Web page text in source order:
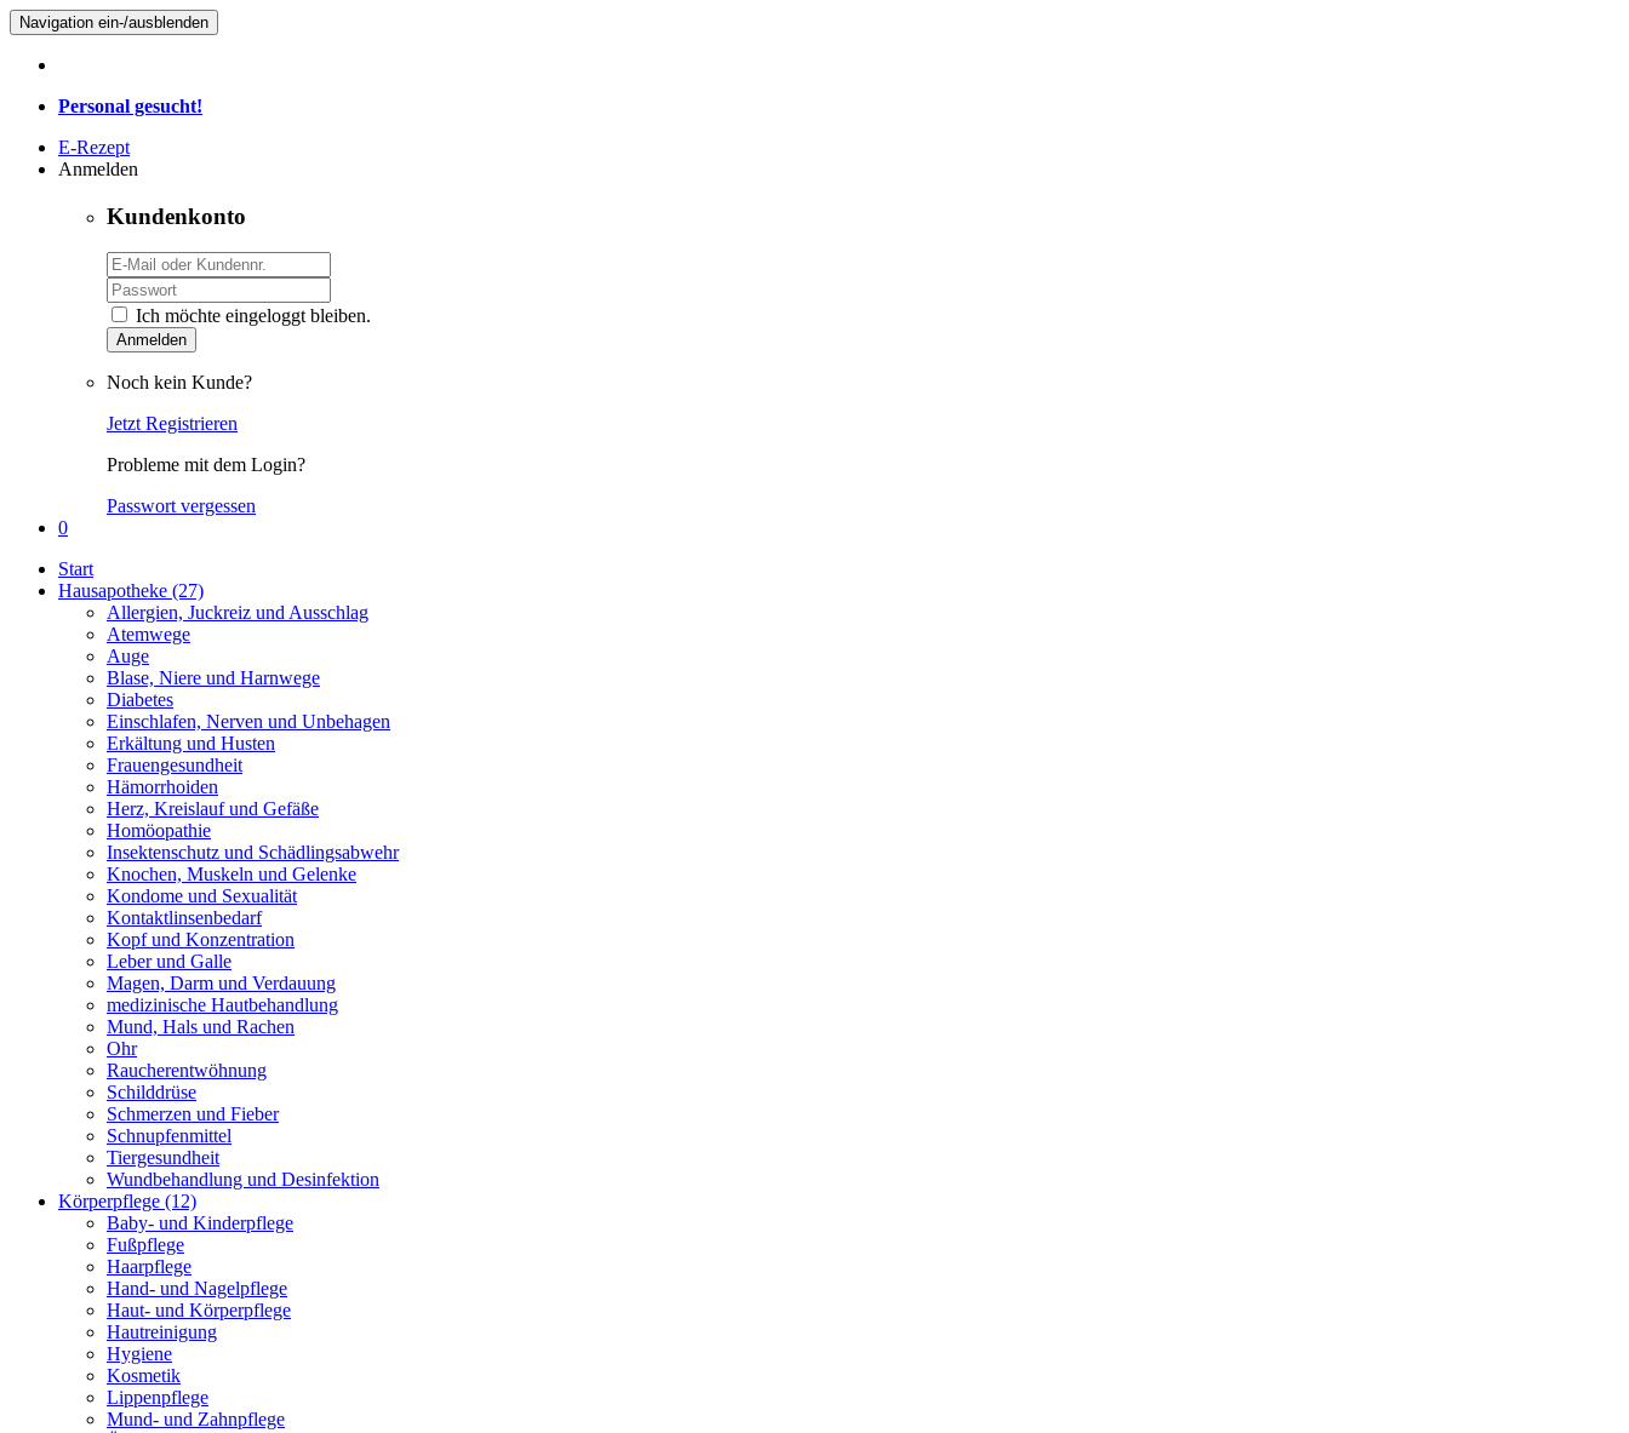
Navigation ein-/ausblenden
Personal gesucht!
E-Rezept
Anmelden
Kundenkonto
Ich möchte eingeloggt bleiben.
Anmelden
Noch kein Kunde?
Jetzt Registrieren
Probleme mit dem Login?
Passwort vergessen
0
Start
Hausapotheke (27)
Allergien, Juckreiz und Ausschlag
Atemwege
Auge
Blase, Niere und Harnwege
Diabetes
Einschlafen, Nerven und Unbehagen
Erkältung und Husten
Frauengesundheit
Hämorrhoiden
Herz, Kreislauf und Gefäße
Homöopathie
Insektenschutz und Schädlingsabwehr
Knochen, Muskeln und Gelenke
Kondome und Sexualität
Kontaktlinsenbedarf
Kopf und Konzentration
Leber und Galle
Magen, Darm und Verdauung
medizinische Hautbehandlung
Mund, Hals und Rachen
Ohr
Raucherentwöhnung
Schilddrüse
Schmerzen und Fieber
Schnupfenmittel
Tiergesundheit
Wundbehandlung und Desinfektion
Körperpflege (12)
Baby- und Kinderpflege
Fußpflege
Haarpflege
Hand- und Nagelpflege
Haut- und Körperpflege
Hautreinigung
Hygiene
Kosmetik
Lippenpflege
Mund- und Zahnpflege